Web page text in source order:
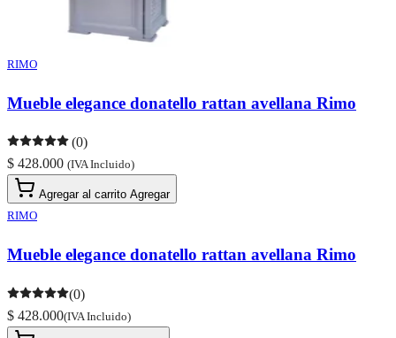
RIMO
Mueble elegance donatello rattan avellana Rimo
(0)
$ 428.000 (IVA Incluido)
Agregar al carrito Agregar
RIMO
Mueble elegance donatello rattan avellana Rimo
(0)
$ 428.000(IVA Incluido)